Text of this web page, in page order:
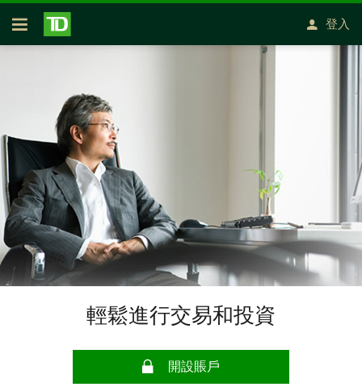
略過進入主要內容
開放式房屋貸款
登入
輕鬆進行交易和投資
開設賬戶